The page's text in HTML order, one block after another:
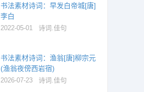
书法素材诗词：早发白帝城[唐]
李白
2022-05-01 诗词.佳句
书法素材诗词：渔翁[唐]柳宗元
(渔翁夜傍西岩宿)
2026-07-23 诗词.佳句